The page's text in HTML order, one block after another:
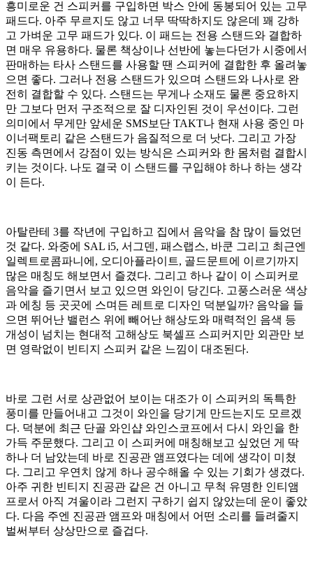
흥미로운 건 스피커를 구입하면 박스 안에 동봉되어 있는 고무
패드다. 아주 무르지도 않고 너무 딱딱하지도 않은데 꽤 강하
고 가벼운 고무 패드가 있다. 이 패드는 전용 스탠드와 결합하
면 매우 유용하다. 물론 책상이나 선반에 놓는다던가 시중에서
판매하는 타사 스탠드를 사용할 땐 스피커에 결합한 후 올려놓
으면 좋다. 그러나 전용 스탠드가 있으며 스탠드와 나사로 완
전히 결합할 수 있다. 스탠드는 무게나 소재도 물론 중요하지
만 그보다 먼저 구조적으로 잘 디자인된 것이 우선이다. 그런
의미에서 무게만 앞세운 SMS보단 TAKT나 현재 사용 중인 마
이너팩토리 같은 스탠드가 음질적으로 더 낫다. 그리고 가장
진동 측면에서 강점이 있는 방식은 스피커와 한 몸처럼 결합시
키는 것이다. 나도 결국 이 스탠드를 구입해야 하나 하는 생각
이 든다.
아탈란테 3를 작년에 구입하고 집에서 음악을 참 많이 들었던
것 같다. 와중에 SAL i5, 서그덴, 패스랩스, 바쿤 그리고 최근엔
일렉트로콤파니에, 오디아플라이트, 골드문트에 이르기까지
많은 매칭도 해보면서 즐겼다. 그리고 하나 같이 이 스피커로
음악을 즐기면서 보고 있으면 와인이 당긴다. 고풍스러운 색상
과 에칭 등 곳곳에 스며든 레트로 디자인 덕분일까? 음악을 들
으면 뛰어난 밸런스 위에 빼어난 해상도와 매력적인 음색 등
개성이 넘치는 현대적 고해상도 북셀프 스피커지만 외관만 보
면 영락없이 빈티지 스피커 같은 느낌이 대조된다.
바로 그런 서로 상관없어 보이는 대조가 이 스피커의 독특한
풍미를 만들어내고 그것이 와인을 당기게 만드는지도 모르겠
다. 덕분에 최근 단골 와인샵 와인스코프에서 다시 와인을 한
가득 주문했다. 그리고 이 스피커에 매칭해보고 싶었던 게 딱
하나 더 남았는데 바로 진공관 앰프였다는 데에 생각이 미쳤
다. 그리고 우연치 않게 하나 공수해올 수 있는 기회가 생겼다.
아주 귀한 빈티지 진공관 같은 건 아니고 무척 유명한 인티앰
프로서 아직 겨울이라 그런지 구하기 쉽지 않았는데 운이 좋았
다. 다음 주엔 진공관 앰프와 매칭에서 어떤 소리를 들려줄지
벌써부터 상상만으로 즐겁다.